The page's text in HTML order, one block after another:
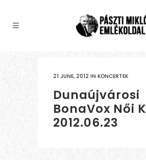
21 JUNE, 2012 IN KONCERTEK
Dunaújvárosi
BonaVox Női
2012.06.23